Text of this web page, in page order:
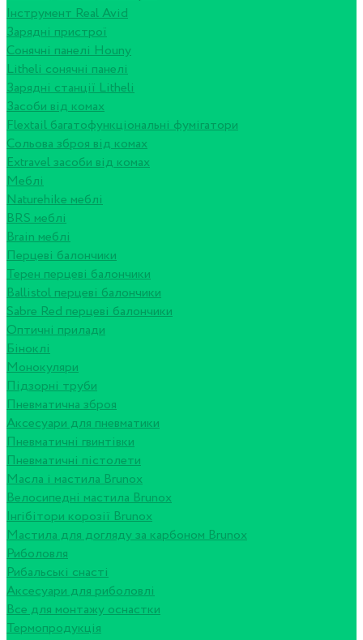
Інструмент Real Avid
Зарядні пристрої
Сонячні панелі Houny
Litheli сонячні панелі
Зарядні станції Litheli
Засоби від комах
Flextail багатофункціональні фумігатори
Сольова зброя від комах
Extravel засоби від комах
Меблі
Naturehike меблі
BRS меблі
Brain меблі
Перцеві балончики
Терен перцеві балончики
Ballistol перцеві балончики
Sabre Red перцеві балончики
Оптичні прилади
Біноклі
Монокуляри
Підзорні труби
Пневматична зброя
Аксесуари для пневматики
Пневматичні гвинтівки
Пневматичні пістолети
Масла і мастила Brunox
Велосипедні мастила Brunox
Інгібітори корозії Brunox
Мастила для догляду за карбоном Brunox
Риболовля
Рибальські снасті
Аксесуари для риболовлі
Все для монтажу оснастки
Термопродукція